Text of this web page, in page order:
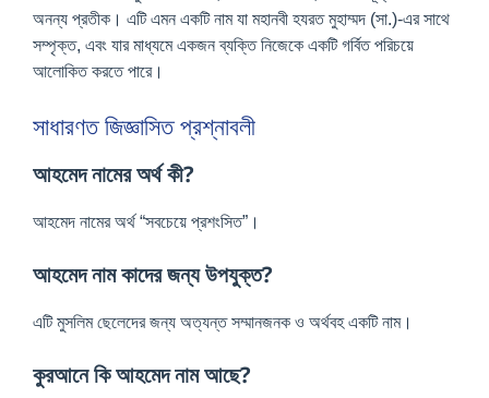
অনন্য প্রতীক। এটি এমন একটি নাম যা মহানবী হযরত মুহাম্মদ (সা.)-এর সাথে
সম্পৃক্ত, এবং যার মাধ্যমে একজন ব্যক্তি নিজেকে একটি গর্বিত পরিচয়ে
আলোকিত করতে পারে।
সাধারণত জিজ্ঞাসিত প্রশ্নাবলী
আহমেদ নামের অর্থ কী?
আহমেদ নামের অর্থ “সবচেয়ে প্রশংসিত”।
আহমেদ নাম কাদের জন্য উপযুক্ত?
এটি মুসলিম ছেলেদের জন্য অত্যন্ত সম্মানজনক ও অর্থবহ একটি নাম।
কুরআনে কি আহমেদ নাম আছে?